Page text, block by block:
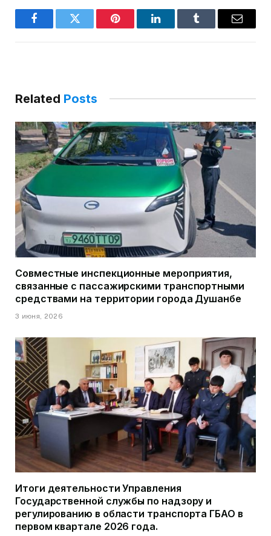
FacebookTwitter Pinterest LinkedInTumblr Email
Related Posts
Совместные инспекционные мероприятия,
связанные с пассажирскими транспортными
средствами на территории города Душанбе
3 июня, 2026
Итоги деятельности Управления
Государственной службы по надзору и
регулированию в области транспорта ГБАО в
первом квартале 2026 года.